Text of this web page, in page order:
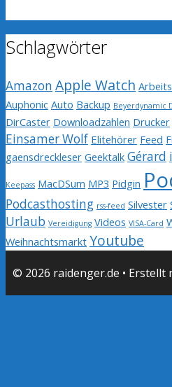
Schlagwörter
Amazon Apple Watch
Auphonic Auto Backup Beyerdynamic
DirCaster Downloadzahlen Drucker
Einsamer Wolf Elitehörer Feed
gaensdreckleser Geektalk Gérard
Keepass MacDSum MP3 Pidgin
Podcasthosting rss-feed Silvester
Urlaub Vereidigung Videos VISA-Card
Weihnachtsmarkt Youtube
© 2026 raidenger.de • Erstellt